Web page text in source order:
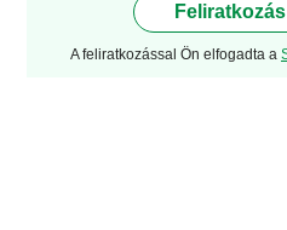
Feliratkozás
A feliratkozással Ön elfogadta a